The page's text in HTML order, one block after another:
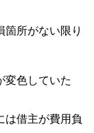
箇所がない限り
変色していた
は借主が費用負